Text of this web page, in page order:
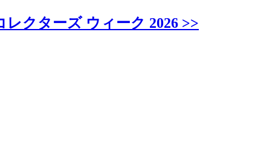
クターズ ウィーク 2026 >>